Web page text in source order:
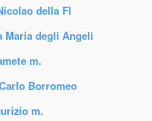
della Fl
Maria degli Angeli
m.
Borromeo
m.